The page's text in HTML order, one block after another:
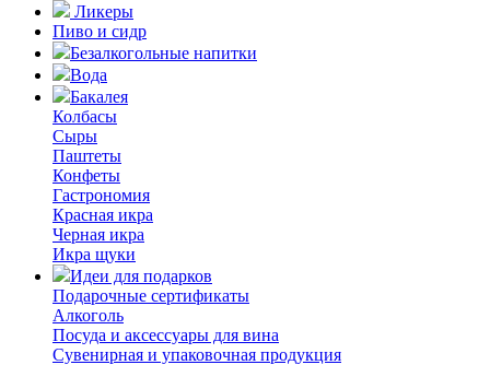
Ликеры
Пиво и сидр
Безалкогольные напитки
Вода
Бакалея
Колбасы
Сыры
Паштеты
Конфеты
Гастрономия
Красная икра
Черная икра
Икра щуки
Идеи для подарков
Подарочные сертификаты
Алкоголь
Посуда и аксессуары для вина
Сувенирная и упаковочная продукция